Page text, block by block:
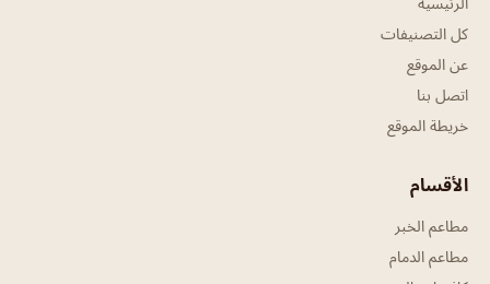
كل التصنيفات
عن الموقع
اتصل بنا
خريطة الموقع
الأقسام
مطاعم الخبر
مطاعم الدمام